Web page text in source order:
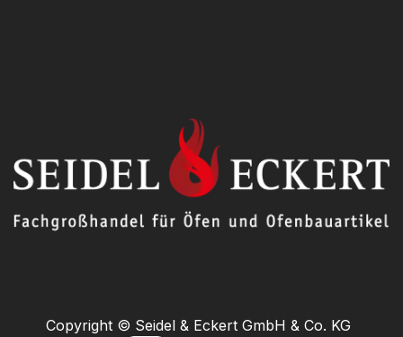
Copyright © Seidel & Eckert GmbH & Co. KG